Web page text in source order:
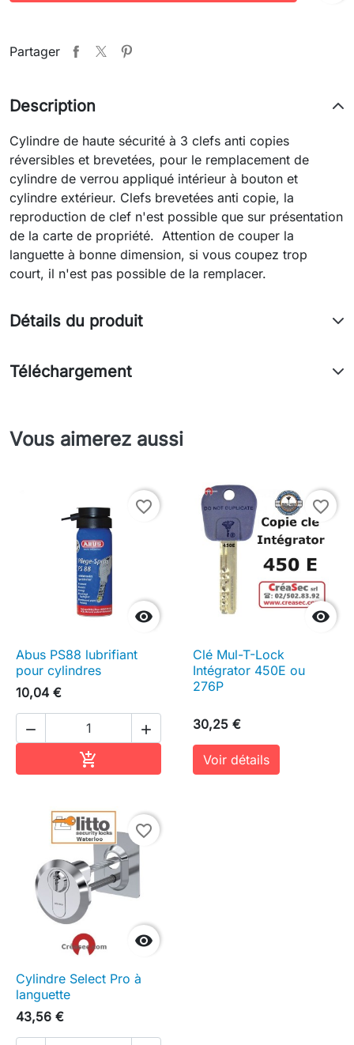
Partager
Description
Cylindre de haute sécurité à 3 clefs anti copies
réversibles et brevetées, pour le remplacement de
cylindre de verrou appliqué intérieur à bouton et
cylindre extérieur. Clefs brevetées anti copie, la
reproduction de clef n'est possible que sur présentation
de la carte de propriété. Attention de couper la
languette à bonne dimension, si vous coupez trop
court, il n'est pas possible de la remplacer.
Détails du produit
Téléchargement
Vous aimerez aussi

favorite_border
Abus PS88 lubrifiant
pour cylindres
10,04 €
 


favorite_border
Clé Mul-T-Lock
Intégrator 450E ou
276P
30,25 €
Voir détails

favorite_border
Cylindre Select Pro à
languette
43,56 €